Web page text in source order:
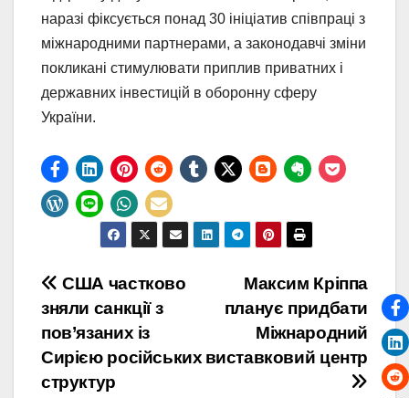
наразі фіксується понад 30 ініціатив співпраці з
міжнародними партнерами, а законодавчі зміни
покликані стимулювати приплив приватних і
державних інвестицій в оборонну сферу
України.
Навігація
записів
Максим Кріппа
планує придбати
Міжнародний
виставковий центр
США частково
зняли санкції з
пов’язаних із
Сирією російських
структур